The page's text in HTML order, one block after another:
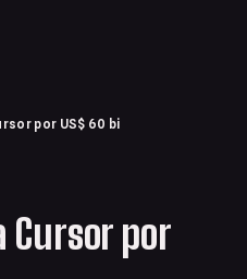
por US$ 60 bi
Cursor por